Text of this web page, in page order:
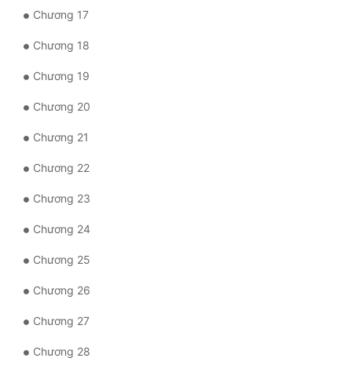
Tính Cách Nhân Vật :
Cơ Trí
Sát Phạt Quyết Đoán
Vô Sỉ
Điềm Đạm
Chương 17
Chương 18
Chương 19
Chương 20
Chương 21
Chương 22
Chương 23
Chương 24
Chương 25
Chương 26
Chương 27
Chương 28